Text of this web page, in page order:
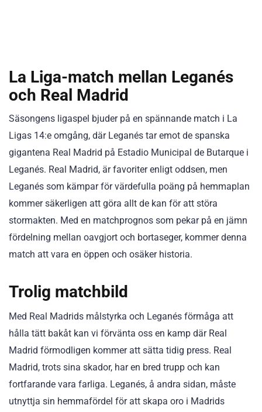
La Liga-match mellan Leganés
och Real Madrid
Säsongens ligaspel bjuder på en spännande match i La
Ligas 14:e omgång, där Leganés tar emot de spanska
gigantena Real Madrid på Estadio Municipal de Butarque i
Leganés. Real Madrid, är favoriter enligt oddsen, men
Leganés som kämpar för värdefulla poäng på hemmaplan
kommer säkerligen att göra allt de kan för att störa
stormakten. Med en matchprognos som pekar på en jämn
fördelning mellan oavgjort och bortaseger, kommer denna
match att vara en öppen och osäker historia.
Trolig matchbild
Med Real Madrids målstyrka och Leganés förmåga att
hålla tätt bakåt kan vi förvänta oss en kamp där Real
Madrid förmodligen kommer att sätta tidig press. Real
Madrid, trots sina skador, har en bred trupp och kan
fortfarande vara farliga. Leganés, å andra sidan, måste
utnyttja sin hemmafördel för att skapa oro i Madrids